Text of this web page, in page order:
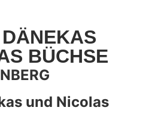
BÜCHSE
und Nicolas